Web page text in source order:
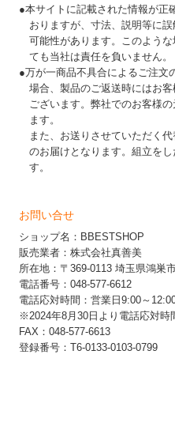
●本サイトに記載された情報が正
おりますが、寸法、説明等に
可能性があります。このよう
ても当社は責任を負いません。
●万が一商品不具合によるご注文
場合、製品のご返送時にはお
ございます。弊社でのお客様
ます。
また、お送りさせていただく
のお届けとなります。組立を
す。
お問い合せ
ショップ名：BBESTSHOP
販売業者：株式会社真善美
所在地：〒369-0113 埼玉県鴻巣
電話番号：048-577-6612
電話応対時間：営業日9:00～
※2024年8月30日より電話応対時
FAX：048-577-6613
登録番号：T6-0133-0103-0799